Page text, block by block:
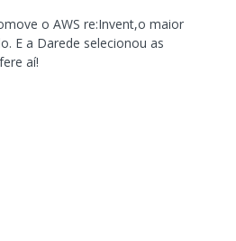
o AWS re:Invent,o maior
E a Darede selecionou as
aí!